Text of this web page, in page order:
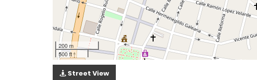
200 m
500 ft
Street View